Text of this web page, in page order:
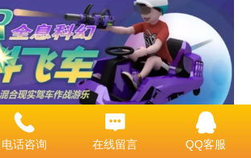
电话咨询 在线留言 QQ客服